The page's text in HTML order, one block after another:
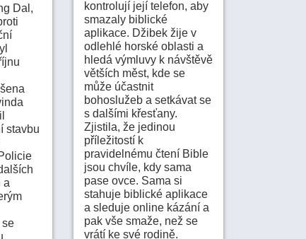
Dal,
stavbu
a
se
kontrolují její telefon, aby
smazaly biblické
aplikace. Džibek žije v
odlehlé horské oblasti a
hledá výmluvy k návštěvě
větších měst, kde se
může účastnit
bohoslužeb a setkávat se
s dalšími křesťany.
Zjistila, že jedinou
příležitostí k
pravidelnému čtení Bible
jsou chvíle, kdy sama
pase ovce. Sama si
stahuje biblické aplikace
a sleduje online kázání a
pak vše smaže, než se
vrátí ke své rodině.